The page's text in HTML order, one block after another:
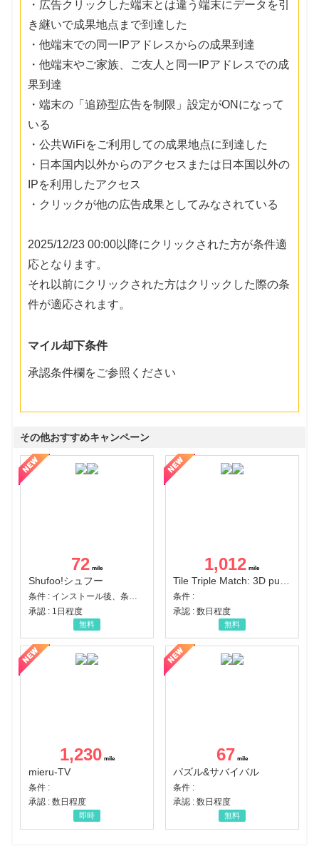
・広告クリックした端末とは違う端末にデータを引
き継いで成果地点まで到達した
・他端末での同一IPアドレスからの成果到達
・他端末やご家族、ご友人と同一IPアドレスでの成
果到達
・端末の「追跡型広告を制限」設定がONになって
いる
・公共WiFiをご利用しての成果地点に到達した
・日本国内以外からのアクセスまたは日本国以外の
IPを利用したアクセス
・クリックが他の広告成果としてみなされている
2025/12/23 00:00以降にクリックされた方が条件適
応となります。
それ以前にクリックされた方はクリックした際の条
件が適応されます。
マイル却下条件
承認条件欄をご参照ください
その他おすすめキャンペーン
72
Shufoo!シュフー
条件 : インストール後、条件達成
承認 : 1日程度
無料
1,012
Tile Triple Match: 3D puzzle
条件 :
承認 : 数日程度
無料
1,230
mieru-TV
条件 :
承認 : 数日程度
即時
67
パズル&サバイバル
条件 :
承認 : 数日程度
無料